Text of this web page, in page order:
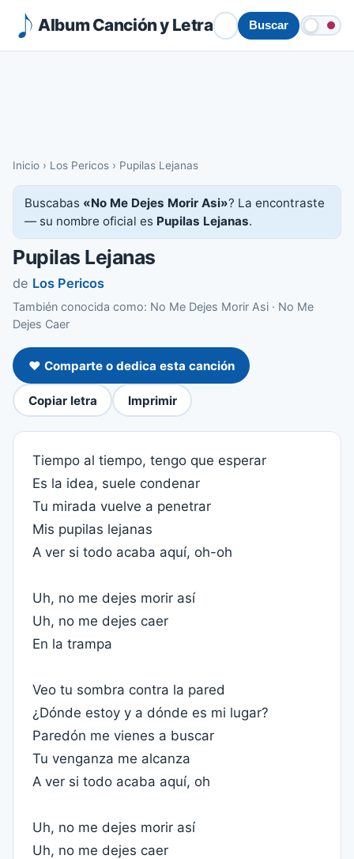
Album Canción y Letra Buscar
Inicio › Los Pericos › Pupilas Lejanas
Buscabas «No Me Dejes Morir Asi»? La encontraste
— su nombre oficial es Pupilas Lejanas.
Pupilas Lejanas
de Los Pericos
También conocida como: No Me Dejes Morir Asi · No Me
Dejes Caer
❤️ Comparte o dedica esta canción
Copiar letra Imprimir
Tiempo al tiempo, tengo que esperar
Es la idea, suele condenar
Tu mirada vuelve a penetrar
Mis pupilas lejanas
A ver si todo acaba aquí, oh-oh
Uh, no me dejes morir así
Uh, no me dejes caer
En la trampa
Veo tu sombra contra la pared
¿Dónde estoy y a dónde es mi lugar?
Paredón me vienes a buscar
Tu venganza me alcanza
A ver si todo acaba aquí, oh
Uh, no me dejes morir así
Uh, no me dejes caer